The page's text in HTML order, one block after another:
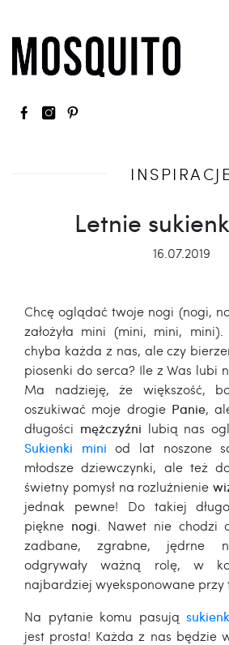
INSPIRACJE
Letnie
16.07.2019
Chcę oglądać twoje nogi (nogi,
założyła mini (mini, mini,
chyba każda z nas, ale czy
piosenki do serca? Ile z Was lubi
Ma nadzieję, że większość,
oszukiwać moje drogiePanie,
długości mężczyźni lubią nas
Sukienki mini od lat noszone
młodsze dziewczynki, ale też
świetny pomysł na rozluźnienie
jednak pewne! Do takiej
piękne nogi . Nawet nie chodzi
zadbane, zgrabne, jędrne
odgrywały ważną rolę, w
najbardziej wyeksponowane przy
Na pytanie komu pasują
jest prosta! Każda z nas będzie